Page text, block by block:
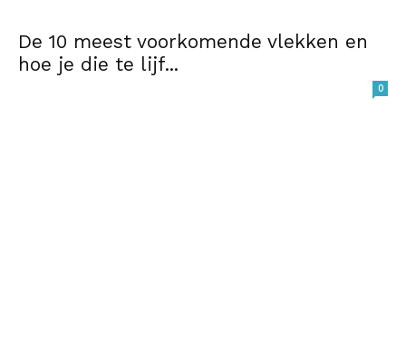
De 10 meest voorkomende vlekken en
hoe je die te lijf...
0